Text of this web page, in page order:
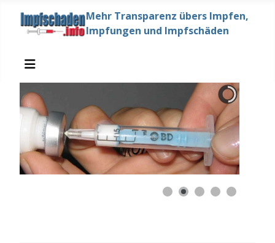
Mehr Transparenz übers Impfen,
Impfungen und Impfschäden